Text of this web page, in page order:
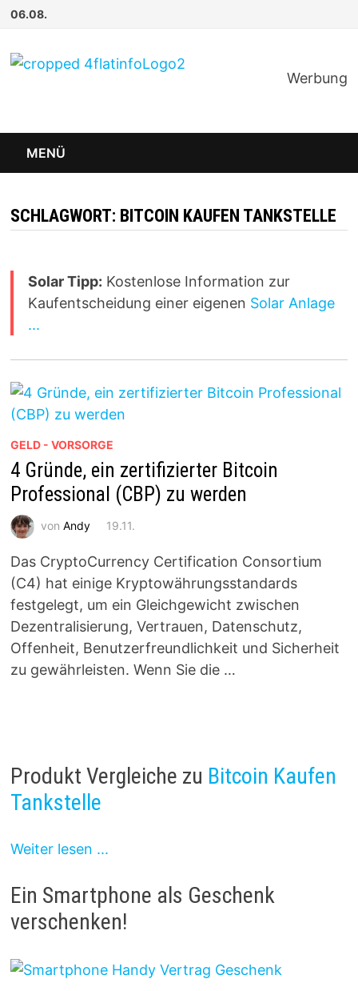
Zum
springen
06.08.
Werbung
MENÜ
SCHLAGWORT: BITCOIN KAUFEN TANKSTELLE
Solar Tipp: Kostenlose Information zur
Kaufentscheidung einer eigenen Solar Anlage
...
GELD - VORSORGE
4 Gründe, ein zertifizierter Bitcoin
Professional (CBP) zu werden
von Andy 19.11.
Das CryptoCurrency Certification Consortium
(C4) hat einige Kryptowährungsstandards
festgelegt, um ein Gleichgewicht zwischen
Dezentralisierung, Vertrauen, Datenschutz,
Offenheit, Benutzerfreundlichkeit und Sicherheit
zu gewährleisten. Wenn Sie die …
Produkt Vergleiche zu Bitcoin Kaufen
Tankstelle
Weiter lesen ...
Ein Smartphone als Geschenk
verschenken!